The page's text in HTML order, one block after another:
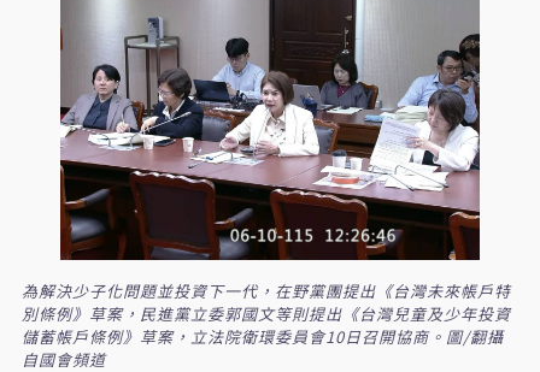
為解決少子化問題並投資下一代，在野黨團提出《台灣未來帳戶特
別條例》草案，民進黨立委郭國文等則提出《台灣兒童及少年投資
儲蓄帳戶條例》草案，立法院衛環委員會10日召開協商。圖/翻攝
自國會頻道